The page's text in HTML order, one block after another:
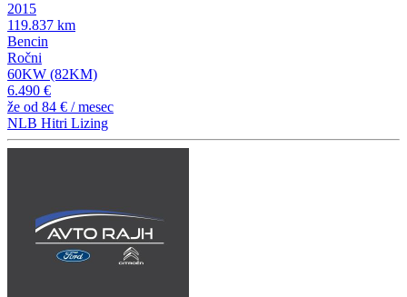
2015
119.837 km
Bencin
Ročni
60KW (82KM)
6.490 €
že od 84 € / mesec
NLB Hitri Lizing